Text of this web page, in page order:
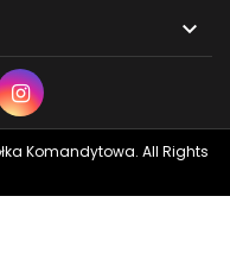

Komandytowa. All Rights